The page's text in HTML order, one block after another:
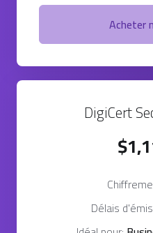
Acheter
DigiCert
Délais